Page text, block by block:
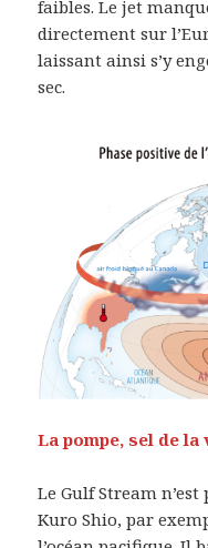
faibles. Le jet
directement sur
laissant ainsi s’y
sec.
La pompe, sel de la
Le Gulf Stream
Kuro Shio, par